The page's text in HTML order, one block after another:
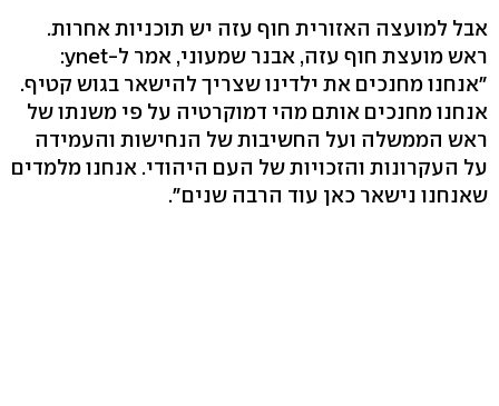
אבל למועצה האזורית חוף עזה יש תוכניות אחרות.
ראש מועצת חוף עזה, אבנר שמעוני, אמר ל-ynet:
"אנחנו מחנכים את ילדינו שצריך להישאר בגוש קטיף.
אנחנו מחנכים אותם מהי דמוקרטיה על פי משנתו של
ראש הממשלה ועל החשיבות של הנחישות והעמידה
על העקרונות והזכויות של העם היהודי. אנחנו מלמדים
שאנחנו נישאר כאן עוד הרבה שנים".